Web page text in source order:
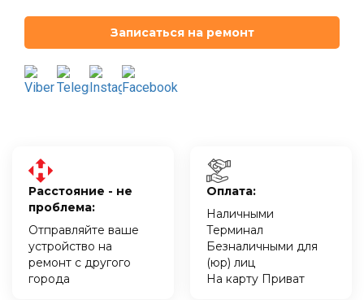
Записаться на ремонт
Расстояние - не
проблема:
Отправляйте ваше
устройство на
ремонт с другого
города
Оплата:
Наличными
Терминал
Безналичными для
(юр) лиц
На карту Приват